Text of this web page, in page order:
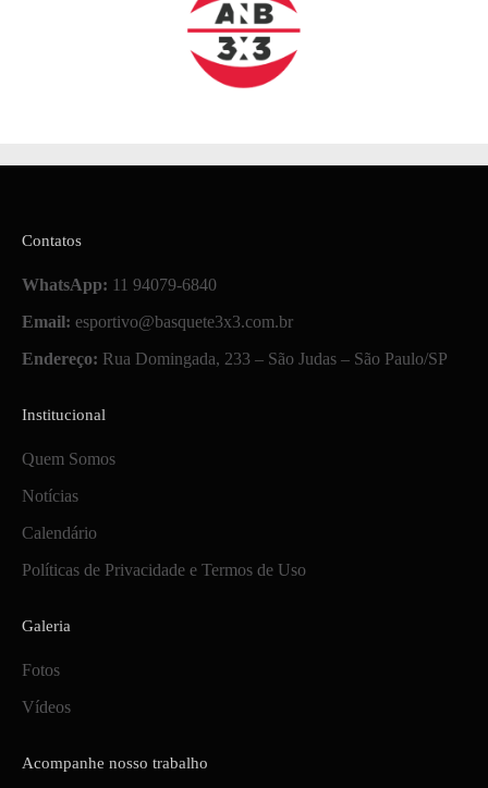
Contatos
WhatsApp: 11 94079-6840
Email: esportivo@basquete3x3.com.br
Endereço: Rua Domingada, 233 – São Judas – São Paulo/SP
Institucional
Quem Somos
Notícias
Calendário
Políticas de Privacidade e Termos de Uso
Galeria
Fotos
Vídeos
Acompanhe nosso trabalho